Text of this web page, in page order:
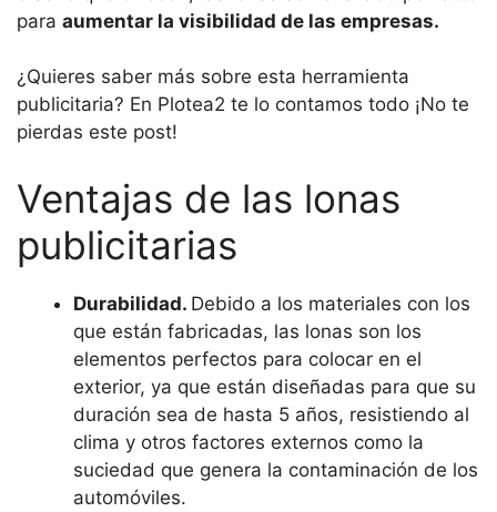
para aumentar la visibilidad de las empresas.
¿Quieres saber más sobre esta herramienta
publicitaria? En Plotea2 te lo contamos todo ¡No te
pierdas este post!
Ventajas de las lonas
publicitarias
Durabilidad. Debido a los materiales con los
que están fabricadas, las lonas son los
elementos perfectos para colocar en el
exterior, ya que están diseñadas para que su
duración sea de hasta 5 años, resistiendo al
clima y otros factores externos como la
suciedad que genera la contaminación de los
automóviles.